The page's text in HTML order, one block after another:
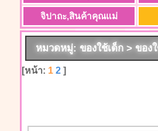
จิปาถะ,สินค้าคุณแม่
หมวดหมู่: ของใช้เด็ก > ของ
[หน้า: 1 2]